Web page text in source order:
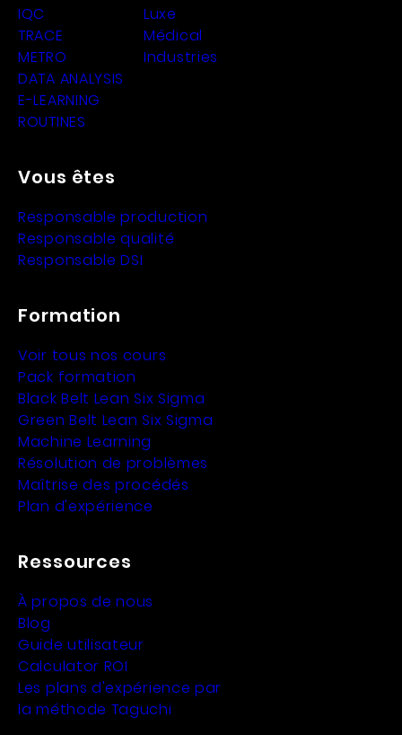
IQC
TRACE
METRO
DATA ANALYSIS
E-LEARNING
ROUTINES
Luxe
Médical
Industries
Vous êtes
Responsable production
Responsable qualité
Responsable DSI
Formation
Voir tous nos cours
Pack formation
Black Belt Lean Six Sigma
Green Belt Lean Six Sigma
Machine Learning
Résolution de problèmes
Maîtrise des procédés
Plan d'expérience
Ressources
À propos de nous
Blog
Guide utilisateur
Calculator ROI
Les plans d'expérience par
la méthode Taguchi